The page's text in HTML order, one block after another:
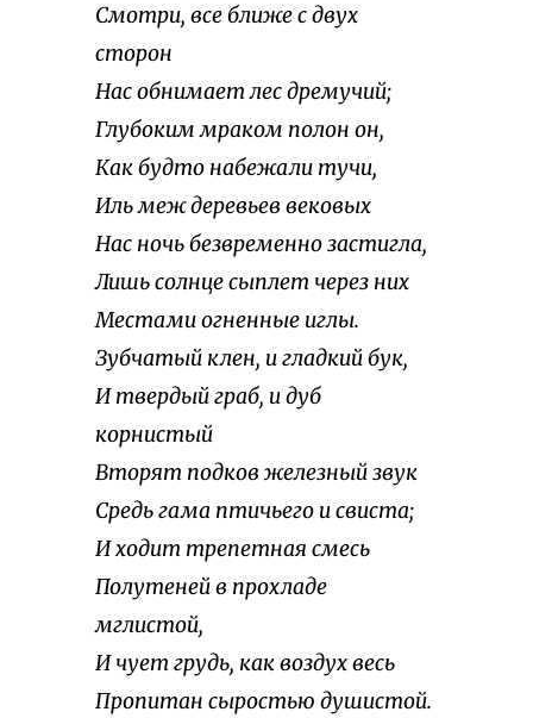
Смотри, все ближе с двух
сторон
Нас обнимает лес дремучий;
Глубоким мраком полон он,
Как будто набежали тучи,
Иль меж деревьев вековых
Нас ночь безвременно застигла,
Лишь солнце сыплет через них
Местами огненные иглы.
Зубчатый клен, и гладкий бук,
И твердый граб, и дуб
корнистый
Вторят подков железный звук
Средь гама птичьего и свиста;
И ходит трепетная смесь
Полутеней в прохладе
мглистой,
И чует грудь, как воздух весь
Пропитан сыростью душистой.